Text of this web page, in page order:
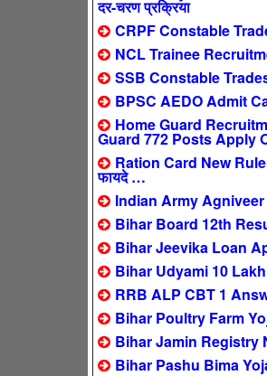
दर-चरण प्रक्रिया
CRPF Constable
NCL Trainee
SSB Constable
BPSC AEDO Admit
Home Guard
Guard 772 Posts Apply
Ration Card New Rule
फायदे …
Indian Army
Bihar Board 12th Result
Bihar Jeevika Loan
Bihar Udyami 10 Lakh
RRB ALP CBT 1
Bihar Poultry Farm
Bihar Jamin Registry
Bihar Pashu Bima